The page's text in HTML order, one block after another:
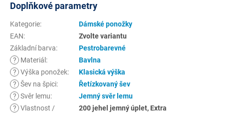
Doplňkové parametry
Kategorie:
Dámské ponožky
EAN:
Zvolte variantu
Základní barva:
Pestrobarevné
?
Materiál :
Bavlna
? Výška ponožek:
Klasická výška
? Šev na špici:
Řetízkovaný šev
? Svěr lemu:
Jemný svěr lemu
? Vlastnost /
200 jehel jemný úplet, Extra